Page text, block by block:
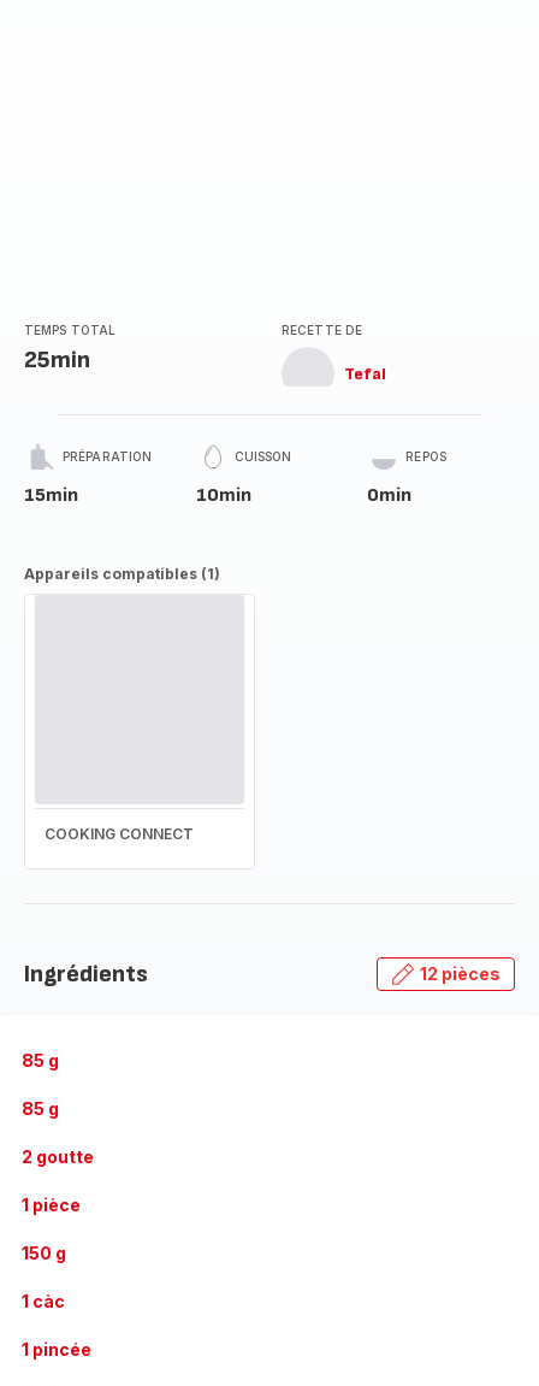
TEMPS TOTAL
25min
RECETTE DE
Tefal
PRÉPARATION
15min
CUISSON
10min
REPOS
0min
Appareils compatibles (1)
COOKING CONNECT
Ingrédients 12 pièces
85 g
85 g
2 goutte
1 pièce
150 g
1 càc
1 pincée